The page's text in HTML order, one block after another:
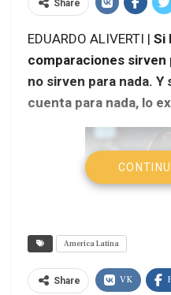
Share
EDUARDO ALIVERTI | Si
comparaciones sirven
no sirven para nada. Y
cuenta para nada, lo
America Latina
Share VK